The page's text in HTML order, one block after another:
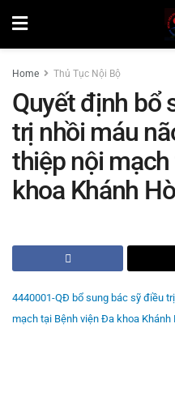
Home Thủ Tục Nội Bộ
Quyết định bổ
trị nhồi máu
thiệp nội
khoa Khánh
4440001-QĐ bổ sung bác sỹ điều
mạch tại Bệnh viện Đa khoa Khánh